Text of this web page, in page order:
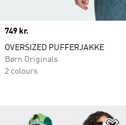
Price
749 kr.
OVERSIZED PUFFERJAKKE
Børn Originals
2 colours